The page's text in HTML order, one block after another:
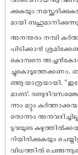
ക്കുകയും
മായി
അനന്തരം നമ്പി
പിടിക്കാൻ
കൊമ്പനെ
ച്ചുകൊടുത്തേക്കണം.
ഞ്ഞു യാത്രയായി.
മാണു്.
ന്നും മറ്റും
തൊന്നും
ടുവയുടെ
റിയിരിക്കുകയും
വിധത്തിൽ